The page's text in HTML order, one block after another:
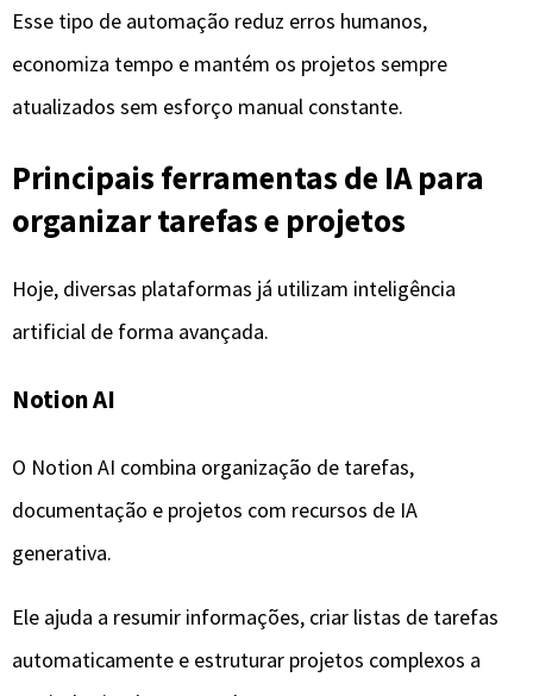
O Notion AI combina organização de tarefas,
generativa.
automaticamente e estruturar projetos complexos a
partir de simples comandos.
Além disso, a ferramenta aprende com a forma como
você organiza suas páginas, tornando-se cada vez mais
eficiente na sugestão de estruturas e fluxos de trabalho.
ClickUp AI
O ClickUp AI é voltado para gestão de projetos e
equipes. Ele utiliza inteligência artificial para sugerir